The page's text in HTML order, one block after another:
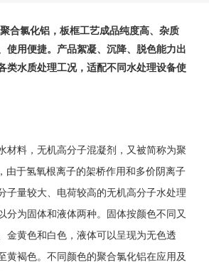
合氯化铝，板框工艺成品纯度高、杂质
使用便捷。产品絮凝、沉降、脱色能力出
类水质处理工况，适配不同水处理设备使
材料，无机高分子混凝剂，又被简称为聚
，由于氢氧根离子的架桥作用和多价阴离子
子量较大、电荷较高的无机高分子水处理
分为固体和液体两种。固体按颜色不同又
金黄色和白色，液体可以呈现为无色透
黄褐色。不同颜色的聚合氯化铝在应用及